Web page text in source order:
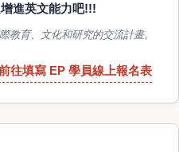
進英文能力吧!!!
教育、文化和研究的交流計畫。
往填寫 EP 學員線上報名表